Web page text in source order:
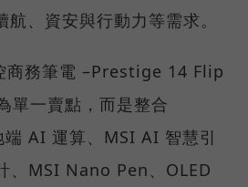
、資安與行動力等需求。
商務筆電 –Prestige 14 Flip
單一賣點，而是整合
AI 運算、MSI AI 智慧引
、MSI Nano Pen、OLED